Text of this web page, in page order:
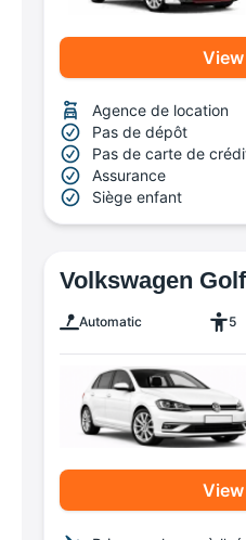
Agence de location
Pas de dépôt
Pas de carte de
Assurance
Siège enfant
Volkswagen Golf
Automatic 5